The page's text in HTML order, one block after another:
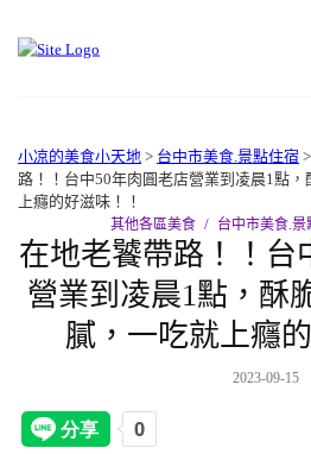
小凉的美食小天地 > 台中市美食.景點住宿 >
路！！台中50年肉圓老店營業到凌晨1點
上癮的好滋味！！
其他各區美食 台中市美食.景
在地老饕帶路！！台
營業到凌晨1點，酥
膩，一吃就上癮
2023-09-15